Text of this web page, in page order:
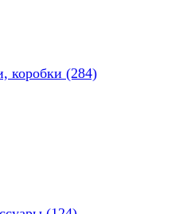
коробки (284)